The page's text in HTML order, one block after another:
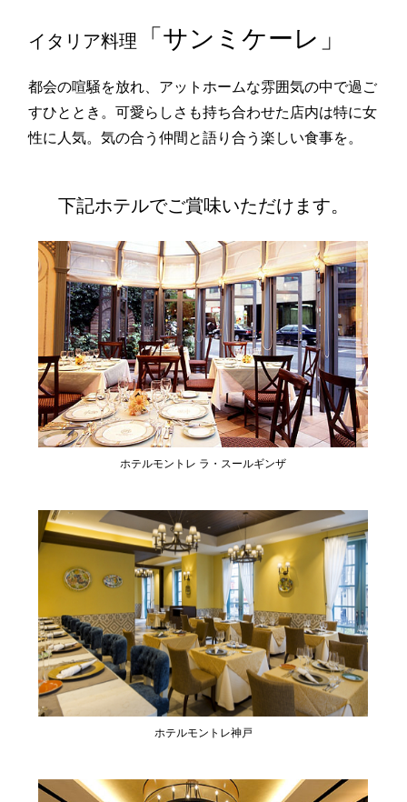
イタリア料理
「サンミケーレ」
都会の喧騒を放れ、アットホームな雰囲気の中で過ご
すひととき。可愛らしさも持ち合わせた店内は特に女
性に人気。気の合う仲間と語り合う楽しい食事を。
下記ホテルでご賞味いただけます。
ホテルモントレ ラ・スールギンザ
ホテルモントレ神戸